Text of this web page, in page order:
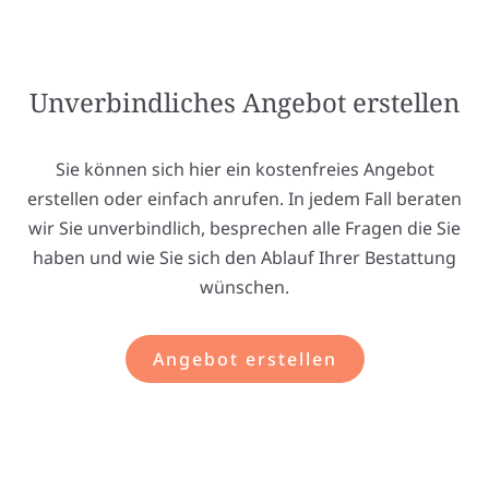
Unverbindliches Angebot erstellen
Sie können sich hier ein kostenfreies Angebot
erstellen oder einfach anrufen. In jedem Fall beraten
wir Sie unverbindlich, besprechen alle Fragen die Sie
haben und wie Sie sich den Ablauf Ihrer Bestattung
wünschen.
Angebot erstellen